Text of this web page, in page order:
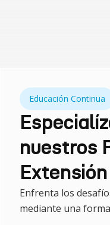
Educación Continua
nuestros
Extensión
Enfrenta los
mediante una